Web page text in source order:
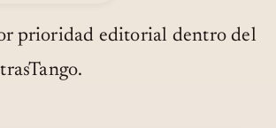
prioridad editorial dentro del